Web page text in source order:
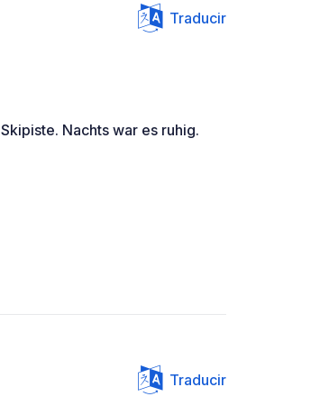
Traducir
Nachts war es ruhig.
Traducir